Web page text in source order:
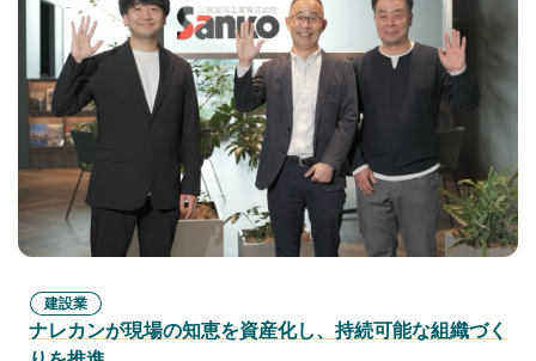
建設業
ナレカンが現場の知恵を資産化し、持続可能な組織づく